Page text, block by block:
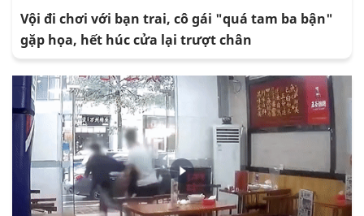
Vội đi chơi với bạn trai, cô gái "quá tam ba bận"
gặp họa, hết húc cửa lại trượt chân